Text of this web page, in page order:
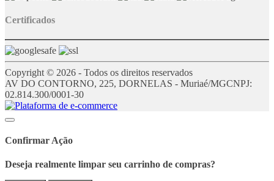
Certificados
Copyright © 2026 - Todos os direitos reservados
AV DO CONTORNO, 225, DORNELAS - Muriaé/MGCNPJ:
02.814.300/0001-30
Confirmar Ação
Deseja realmente limpar seu carrinho de compras?